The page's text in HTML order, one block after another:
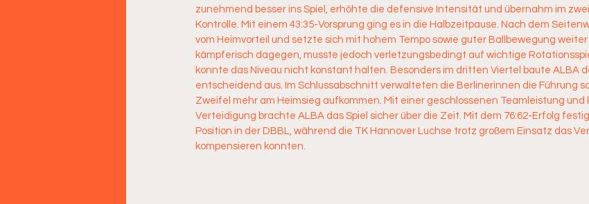
zunehmend besser ins Spiel, erhöhte die defensive Intensität und übernahm im
Kontrolle. Mit einem 43:35-Vorsprung ging es in die Halbzeitpause. Nach dem
vom Heimvorteil und setzte sich mit hohem Tempo sowie guter Ballbewegung
kämpferisch dagegen, musste jedoch verletzungsbedingt auf wichtige
konnte das Niveau nicht konstant halten. Besonders im dritten Viertel baute ALBA
entscheidend aus. Im Schlussabschnitt verwalteten die Berlinerinnen die Führung
Zweifel mehr am Heimsieg aufkommen. Mit einer geschlossenen Teamleistung und
Verteidigung brachte ALBA das Spiel sicher über die Zeit. Mit dem 76:62-Erfolg
Position in der DBBL, während die TK Hannover Luchse trotz großem Einsatz das
kompensieren konnten.